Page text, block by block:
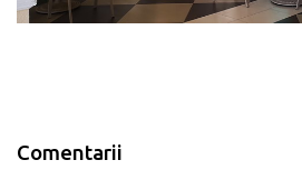
Comentarii